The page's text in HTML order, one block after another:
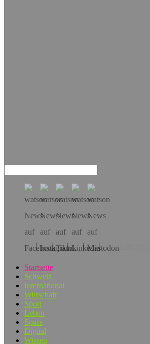
Hol dir die App!
Startseite
Schweiz
International
Wirtschaft
Sport
Leben
Spass
Digital
Wissen